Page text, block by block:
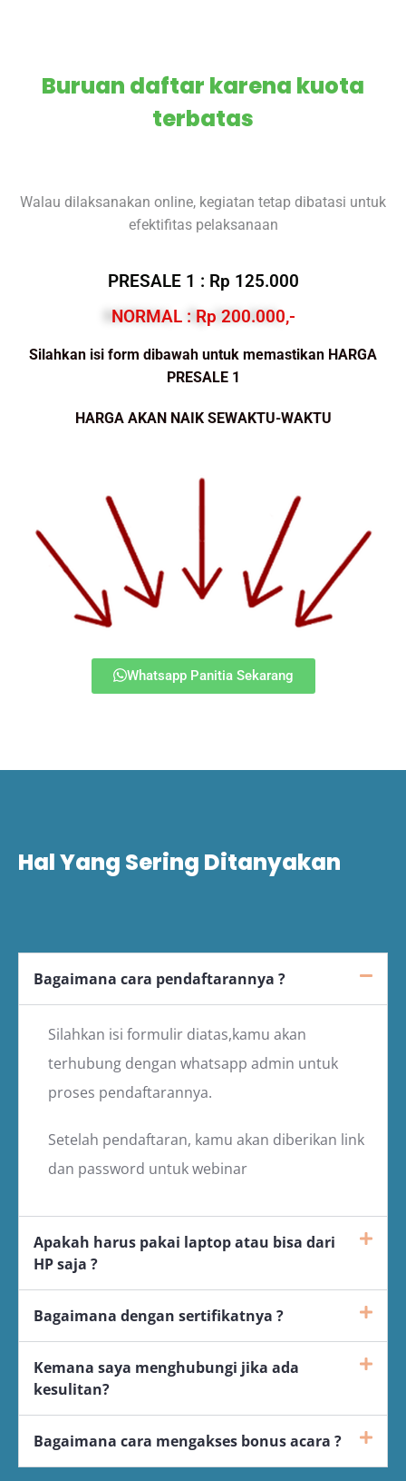
Buruan daftar karena kuota
terbatas
Walau dilaksanakan online, kegiatan tetap dibatasi untuk
efektifitas pelaksanaan
PRESALE 1 : Rp 125.000
NORMAL : Rp 200.000,-
Silahkan isi form dibawah untuk memastikan HARGA
PRESALE 1
HARGA AKAN NAIK SEWAKTU-WAKTU
Whatsapp Panitia Sekarang
Hal Yang Sering Ditanyakan
Bagaimana cara pendaftarannya ?
Silahkan isi formulir diatas,kamu akan
terhubung dengan whatsapp admin untuk
proses pendaftarannya.
Setelah pendaftaran, kamu akan diberikan link
dan password untuk webinar
Apakah harus pakai laptop atau bisa dari
HP saja ?
Bagaimana dengan sertifikatnya ?
Kemana saya menghubungi jika ada
kesulitan?
Bagaimana cara mengakses bonus acara ?